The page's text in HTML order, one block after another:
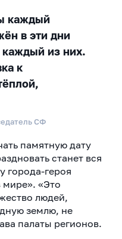
каждый
в эти дни
из них.
к
СФ
памятную дату
станет вся
города-героя
мире». «Это
людей,
землю, не
палаты регионов.